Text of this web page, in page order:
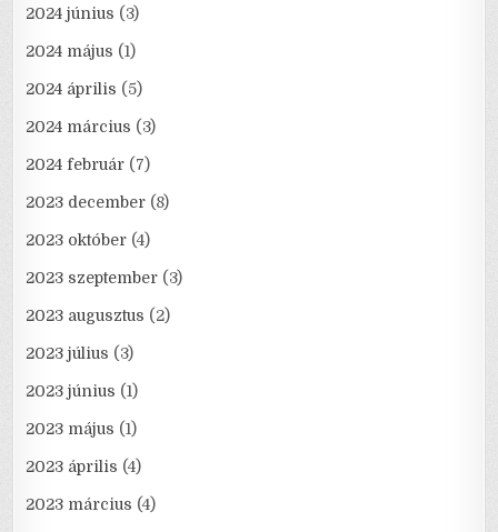
2024 június (3)
2024 május (1)
2024 április (5)
2024 március (3)
2024 február (7)
2023 december (8)
2023 október (4)
2023 szeptember (3)
2023 augusztus (2)
2023 július (3)
2023 június (1)
2023 május (1)
2023 április (4)
2023 március (4)